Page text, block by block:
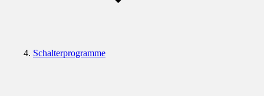
Schalterprogramme